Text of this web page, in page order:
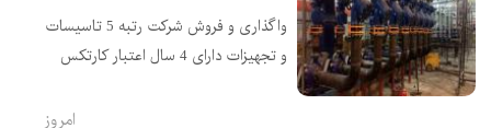
واگذاری و فروش شرکت رتبه 5 تاسیسات
و تجهیزات دارای 4 سال اعتبار کارتکس
بدون کارکرد و تازه تاسیس نقل و انتقال و
امروز